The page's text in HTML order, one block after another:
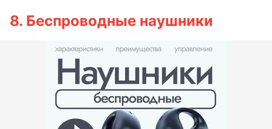
8. Беспроводные наушники